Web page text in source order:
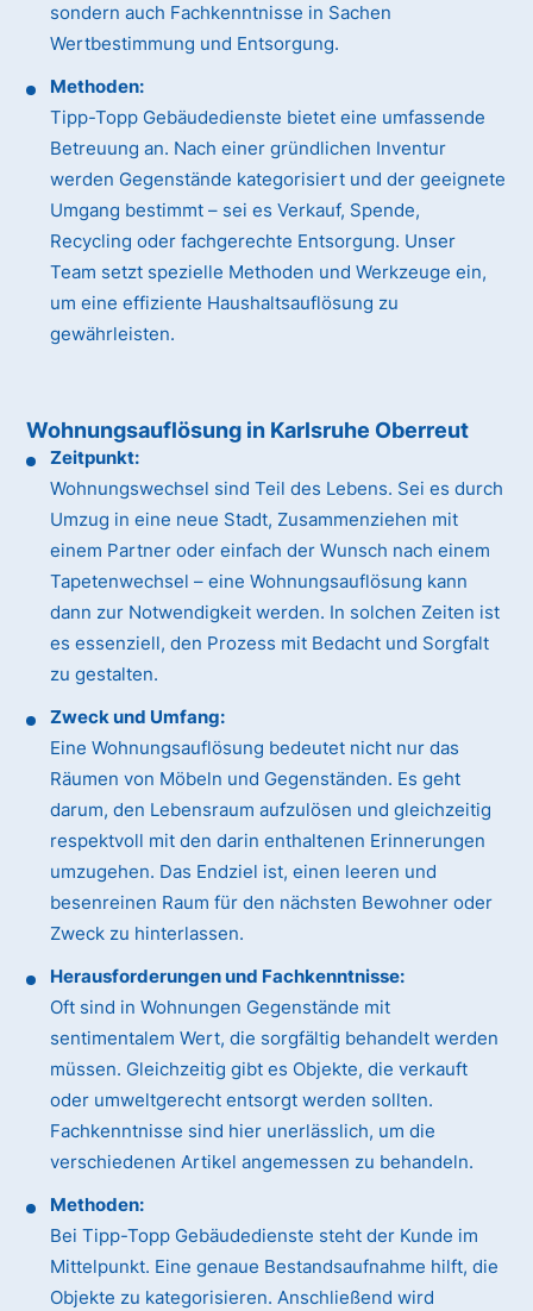
sondern auch Fachkenntnisse in Sachen
Wertbestimmung und Entsorgung.
Methoden:
Tipp-Topp Gebäudedienste bietet eine umfassende
Betreuung an. Nach einer gründlichen Inventur
werden Gegenstände kategorisiert und der geeignete
Umgang bestimmt – sei es Verkauf, Spende,
Recycling oder fachgerechte Entsorgung. Unser
Team setzt spezielle Methoden und Werkzeuge ein,
um eine effiziente Haushaltsauflösung zu
gewährleisten.
Wohnungsauflösung in Karlsruhe Oberreut
Zeitpunkt:
Wohnungswechsel sind Teil des Lebens. Sei es durch
Umzug in eine neue Stadt, Zusammenziehen mit
einem Partner oder einfach der Wunsch nach einem
Tapetenwechsel – eine Wohnungsauflösung kann
dann zur Notwendigkeit werden. In solchen Zeiten ist
es essenziell, den Prozess mit Bedacht und Sorgfalt
zu gestalten.
Zweck und Umfang:
Eine Wohnungsauflösung bedeutet nicht nur das
Räumen von Möbeln und Gegenständen. Es geht
darum, den Lebensraum aufzulösen und gleichzeitig
respektvoll mit den darin enthaltenen Erinnerungen
umzugehen. Das Endziel ist, einen leeren und
besenreinen Raum für den nächsten Bewohner oder
Zweck zu hinterlassen.
Herausforderungen und Fachkenntnisse:
Oft sind in Wohnungen Gegenstände mit
sentimentalem Wert, die sorgfältig behandelt werden
müssen. Gleichzeitig gibt es Objekte, die verkauft
oder umweltgerecht entsorgt werden sollten.
Fachkenntnisse sind hier unerlässlich, um die
verschiedenen Artikel angemessen zu behandeln.
Methoden:
Bei Tipp-Topp Gebäudedienste steht der Kunde im
Mittelpunkt. Eine genaue Bestandsaufnahme hilft, die
Objekte zu kategorisieren. Anschließend wird